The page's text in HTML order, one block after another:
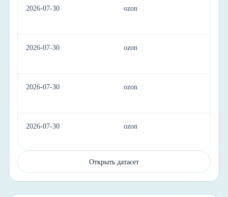
2026-07-30 ozon
2026-07-30 ozon
2026-07-30 ozon
2026-07-30 ozon
Открыть датасет